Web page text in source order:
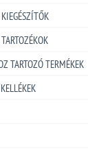
TARTOZÓ TERMÉKEK